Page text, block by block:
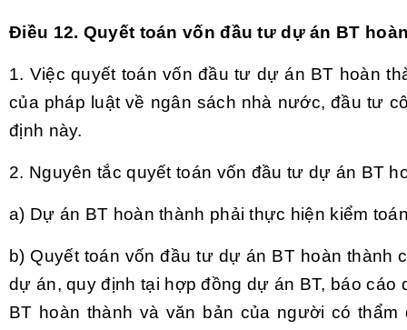
Điều 12. Quyết toán vốn đầu tư dự án BT
1. Việc quyết toán vốn đầu tư dự án BT hoàn
của pháp luật về ngân sách nhà nước, đầu tư
định này.
2. Nguyên tắc quyết toán vốn đầu tư dự án BT
a) Dự án BT hoàn thành phải thực hiện kiểm
b) Quyết toán vốn đầu tư dự án BT hoàn thành
dự án, quy định tại hợp đồng dự án BT, báo cáo
BT hoàn thành và văn bản của người có